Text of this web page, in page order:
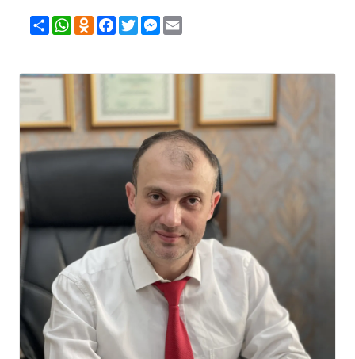
ShareWhatsApp
Odnoklassniki
Facebook
TwitterMessenger